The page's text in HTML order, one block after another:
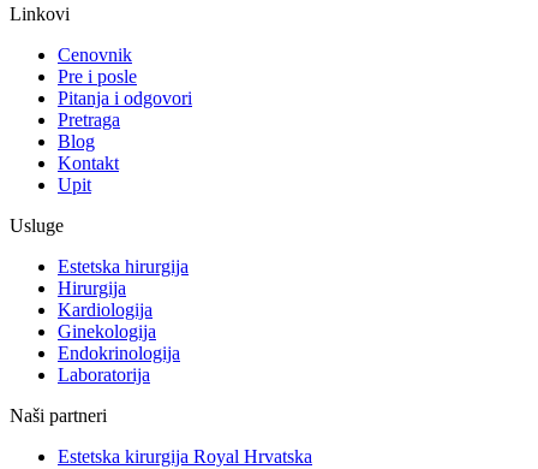
Linkovi
Cenovnik
Pre i posle
Pitanja i odgovori
Pretraga
Blog
Kontakt
Upit
Usluge
Estetska hirurgija
Hirurgija
Kardiologija
Ginekologija
Endokrinologija
Laboratorija
Naši partneri
Estetska kirurgija Royal Hrvatska